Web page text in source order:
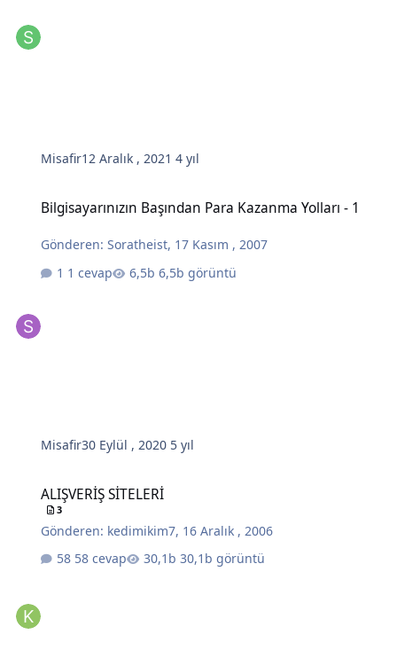
Misafir12 Aralık , 20214 yıl
Bilgisayarınızın Başından Para Kazanma Yolları - 1
Gönderen:Soratheist, 17 Kasım , 2007
1 cevap
6,5b görüntü
Misafir30 Eylül , 2020 5 yıl
ALIŞVERİŞ SİTELERİ
3
Gönderen: kedimikim7, 16 Aralık , 2006
58 cevap
30,1b görüntü